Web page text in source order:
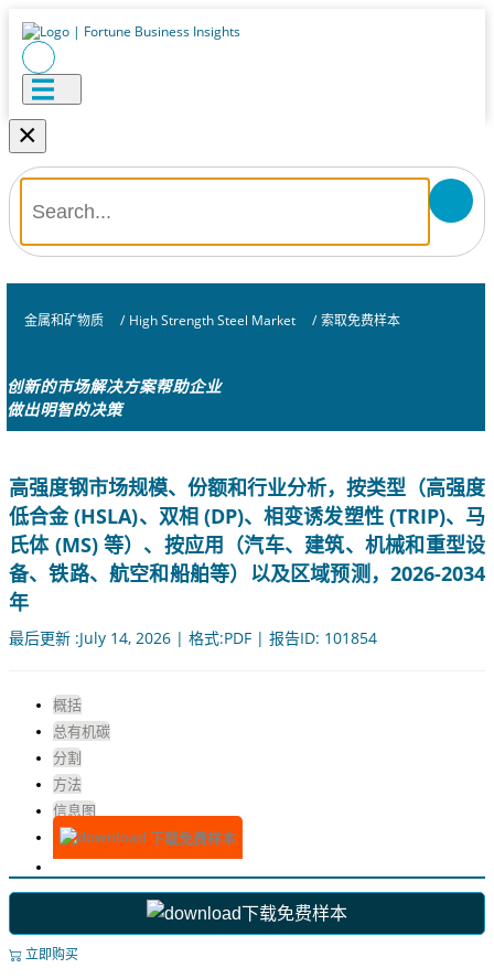
×
金属和矿物质 / High Strength Steel Market / 索取免费样本
创新的市场解决方案帮助企业
做出明智的决策
高强度钢市场规模、份额和行业分析，按类型（高强度
低合金 (HSLA)、双相 (DP)、相变诱发塑性 (TRIP)、马
氏体 (MS) 等）、按应用（汽车、建筑、机械和重型设
备、铁路、航空和船舶等）以及区域预测，2026-2034
年
最后更新 :July 14, 2026 | 格式:PDF | 报告ID: 101854
概括
总有机碳
分割
方法
信息图
下载免费样本
下载免费样本
立即购买